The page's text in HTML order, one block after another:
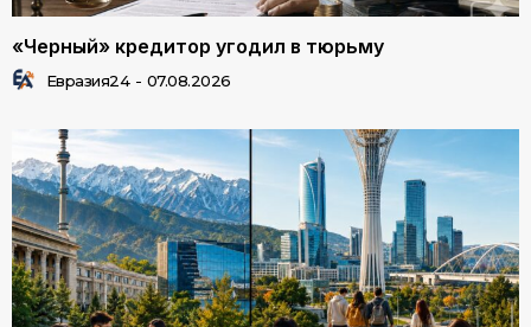
«Черный» кредитор угодил в тюрьму
Евразия24 - 07.08.2026